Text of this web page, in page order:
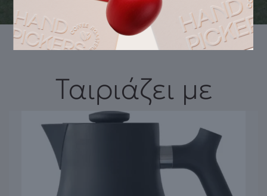
Ταιριάζει με